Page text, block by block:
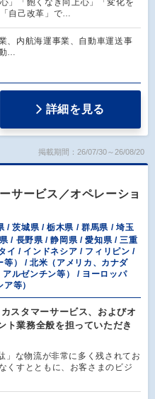
」「飽くなき向上心」「変化を
自己改革」で…
、内航海運事業、自動車運送事
…
詳細を見る
掲載期間：26/07/30～26/08/20
サービス／オペレーショ
/ 茨城県 / 栃木県 / 群馬県 / 埼玉
/ 長野県 / 静岡県 / 愛知県 / 三重
イ / インドネシア / フィリピン /
等） / 北米（アメリカ、カナダ
ルゼンチン等） / ヨーロッパ
等）
スタマーサービス、およびオ
ト業務全般を担っていただき
」な物流が非常に多く残されてお
くすとともに、お客さまのビジ